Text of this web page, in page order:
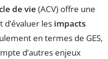
de vie (ACV) offre une
les impacts
en termes de GES,
d’autres enjeux